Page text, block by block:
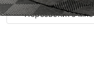
Перезвоните мне